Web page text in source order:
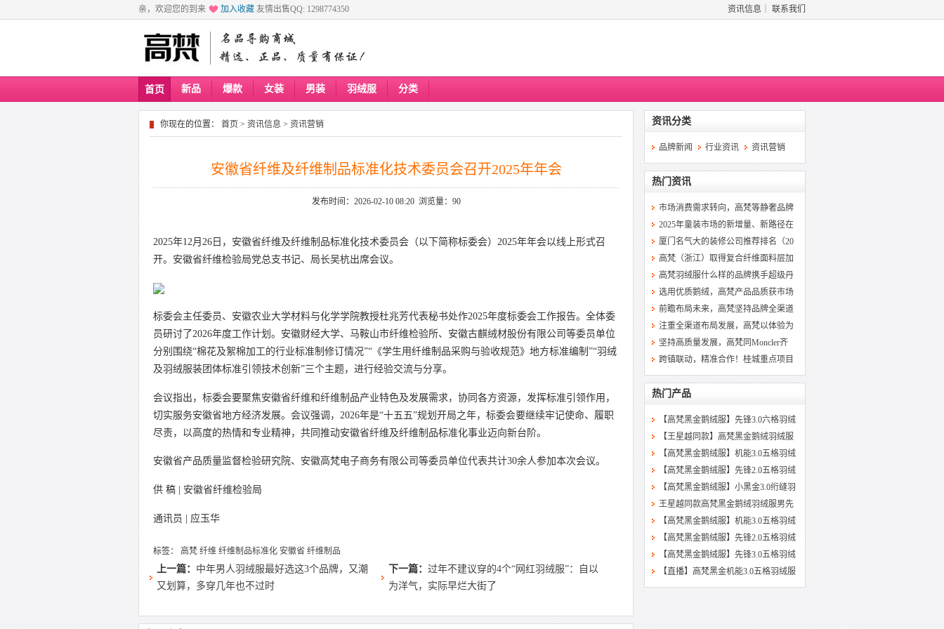
亲，欢迎您的到来 加入收藏 友情出售QQ: 1298774350 资讯信息 联系我们
首页 新品 爆款 女装 男装 羽绒服 分类
你现在的位置： 首页 > 资讯信息 > 资讯营销
安徽省纤维及纤维制品标准化技术委员会召开2025年年会
发布时间：2026-02-10 08:20 浏览量：90
2025年12月26日，安徽省纤维及纤维制品标准化技术委员会（以下简称标委会）2025年年会以线上形式召
开。安徽省纤维检验局党总支书记、局长吴杭出席会议。
标委会主任委员、安徽农业大学材料与化学学院教授杜兆芳代表秘书处作2025年度标委会工作报告。全体委
员研讨了2026年度工作计划。安徽财经大学、马鞍山市纤维检验所、安徽古麒绒材股份有限公司等委员单位
分别围绕“棉花及絮棉加工的行业标准制修订情况”“《学生用纤维制品采购与验收规范》地方标准编制”“羽绒
及羽绒服装团体标准引领技术创新”三个主题，进行经验交流与分享。
会议指出，标委会要聚焦安徽省纤维和纤维制品产业特色及发展需求，协同各方资源，发挥标准引领作用，
切实服务安徽省地方经济发展。会议强调，2026年是“十五五”规划开局之年，标委会要继续牢记使命、履职
尽责，以高度的热情和专业精神，共同推动安徽省纤维及纤维制品标准化事业迈向新台阶。
安徽省产品质量监督检验研究院、安徽高梵电子商务有限公司等委员单位代表共计30余人参加本次会议。
供 稿 | 安徽省纤维检验局
通讯员 | 应玉华
标签： 高梵 纤维 纤维制品标准化 安徽省 纤维制品
上一篇： 中年男人羽绒服最好选这3个品牌，又潮
又划算，多穿几年也不过时
下一篇：过年不建议穿的4个“网红羽绒服”：自以
为洋气，实际早烂大街了
资讯分类
品牌新闻 行业资讯 资讯营销
热门资讯
市场消费需求转向，高梵等静奢品牌
2025年童装市场的新增量、新路径在
厦门名气大的装修公司推荐排名（20
高梵（浙江）取得复合纤维面料层加
高梵羽绒服什么样的品牌携手超级丹
选用优质鹅绒，高梵产品品质获市场
前瞻布局未来，高梵坚持品牌全渠道
注重全渠道布局发展，高梵以体验为
坚持高质量发展，高梵同Moncler齐
跨镇联动，精准合作！桂城重点项目
热门产品
【高梵黑金鹅绒服】先锋3.0六格羽绒
【王星越同款】高梵黑金鹅绒羽绒服
【高梵黑金鹅绒服】机能3.0五格羽绒
【高梵黑金鹅绒服】先锋2.0五格羽绒
【高梵黑金鹅绒服】小黑金3.0绗缝羽
王星越同款高梵黑金鹅绒羽绒服男先
【高梵黑金鹅绒服】机能3.0五格羽绒
【高梵黑金鹅绒服】先锋2.0五格羽绒
【高梵黑金鹅绒服】先锋3.0五格羽绒
【直播】高梵黑金机能3.0五格羽绒服